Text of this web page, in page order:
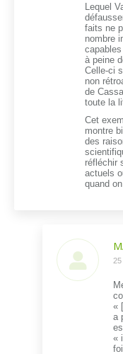
Lequel
faits ne
nombre
à peine
Celle-ci
non
de
toute la
Cet
montre
des
réfléchir
actuels
quand
dit
«
a
«